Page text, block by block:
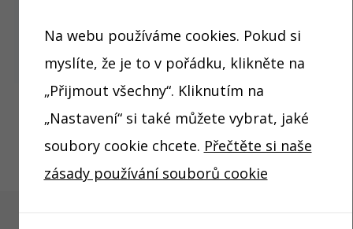
Na webu používáme cookies. Pokud si
myslíte, že je to v pořádku, klikněte na
„Přijmout všechny“. Kliknutím na
„Nastavení“ si také můžete vybrat, jaké
soubory cookie chcete. Přečtěte si naše
zásady používání souborů cookie